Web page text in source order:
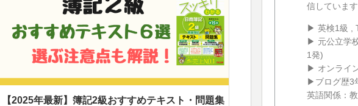
【2025年最新】簿記2級おすすめテキスト・問題集
信しています
▶ 英検1級 ,
▶ 元公立学
1発)
▶ オンライ
▶ブログ歴3
英語関係：